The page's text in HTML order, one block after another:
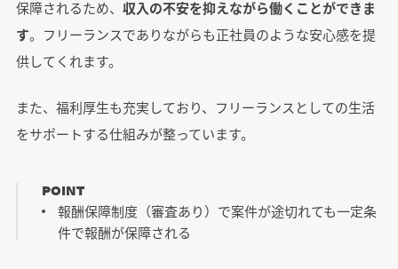
保障されるため、 収入の不安を抑えながら働くことができま
す。フリーランスでありながらも正社員のような安心感を提
供してくれます。
また、福利厚生も充実しており、フリーランスとしての生活
をサポートする仕組みが整っています。
POINT
報酬保障制度（審査あり）で案件が途切れても一定条
件で報酬が保障される